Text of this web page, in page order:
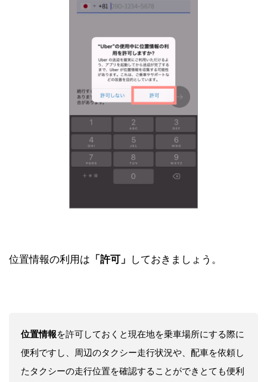
位置情報の利用は 「許可」 しておきましょう。
位置情報を許可しておくと現在地を乗車場所にする際に
便利ですし、周辺のタクシー走行状況や、配車を依頼し
たタクシーの走行位置を確認することができとても便利